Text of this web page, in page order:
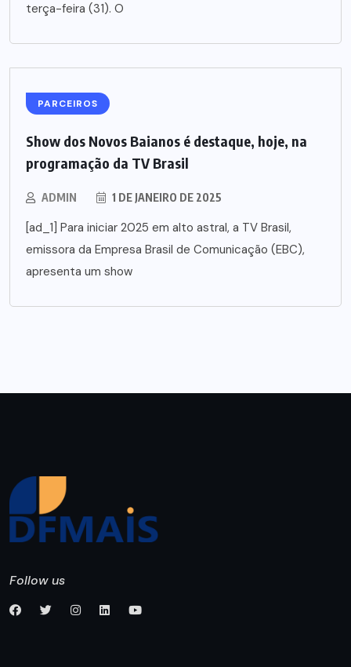
terça-feira (31). O
PARCEIROS
Show dos Novos Baianos é destaque, hoje, na
programação da TV Brasil
ADMIN 1 DE JANEIRO DE 2025
[ad_1] Para iniciar 2025 em alto astral, a TV Brasil,
emissora da Empresa Brasil de Comunicação (EBC),
apresenta um show
Follow us